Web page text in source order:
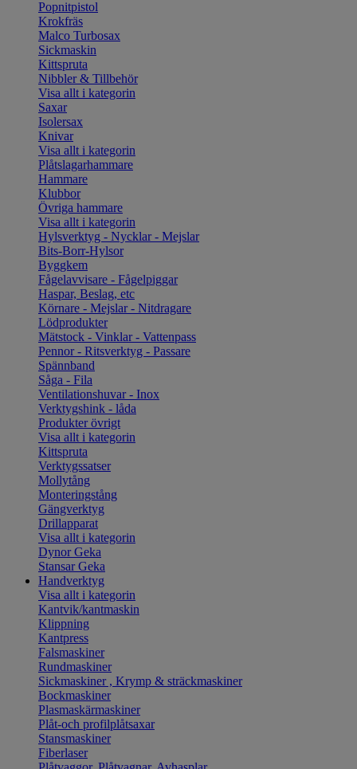
Popnitpistol
Krokfräs
Malco Turbosax
Sickmaskin
Kittspruta
Nibbler & Tillbehör
Visa allt i kategorin
Saxar
Isolersax
Knivar
Visa allt i kategorin
Plåtslagarhammare
Hammare
Klubbor
Övriga hammare
Visa allt i kategorin
Hylsverktyg - Nycklar - Mejslar
Bits-Borr-Hylsor
Byggkem
Fågelavvisare - Fågelpiggar
Haspar, Beslag, etc
Körnare - Mejslar - Nitdragare
Lödprodukter
Mätstock - Vinklar - Vattenpass
Pennor - Ritsverktyg - Passare
Spännband
Såga - Fila
Ventilationshuvar - Inox
Verktygshink - låda
Produkter övrigt
Visa allt i kategorin
Kittspruta
Verktygssatser
Mollytång
Monteringstång
Gängverktyg
Drillapparat
Visa allt i kategorin
Dynor Geka
Stansar Geka
Handverktyg
Visa allt i kategorin
Kantvik/kantmaskin
Klippning
Kantpress
Falsmaskiner
Rundmaskiner
Sickmaskiner , Krymp & sträckmaskiner
Bockmaskiner
Plasmaskärmaskiner
Plåt-och profilplåtsaxar
Stansmaskiner
Fiberlaser